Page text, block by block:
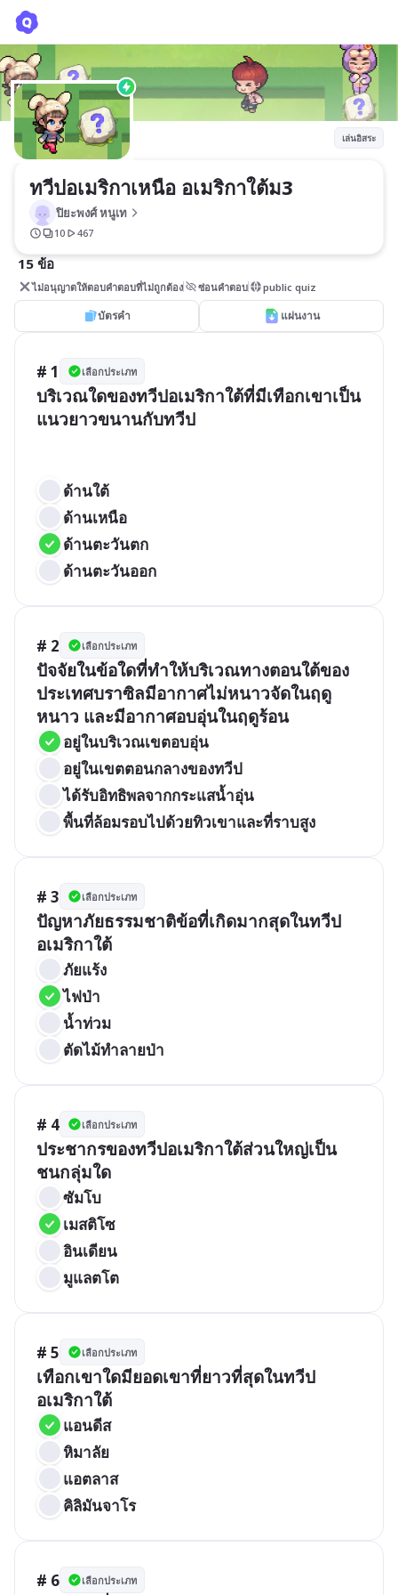
เล่นอิสระ
ทวีปอเมริกาเหนือ อเมริกาใต้ม3
ปิยะพงศ์ หนูเท
10 467
15 ข้อ
ไม่อนุญาตให้ตอบคำตอบที่ไม่ถูกต้อง ซ่อนคำตอบ public quiz
บัตรคำ แผ่นงาน
# 1 เลือกประเภท
บริเวณใดของทวีปอเมริกาใต้ที่มีเทือกเขาเป็น
แนวยาวขนานกับทวีป
ด้านใต้
ด้านเหนือ
ด้านตะวันตก
ด้านตะวันออก
# 2 เลือกประเภท
ปัจจัยในข้อใดที่ทำให้บริเวณทางตอนใต้ของ
ประเทศบราซิลมีอากาศไม่หนาวจัดในฤดู
หนาว และมีอากาศอบอุ่นในฤดูร้อน
อยู่ในบริเวณเขตอบอุ่น
อยู่ในเขตตอนกลางของทวีป
ได้รับอิทธิพลจากกระแสน้ำอุ่น
พื้นที่ล้อมรอบไปด้วยทิวเขาและที่ราบสูง
# 3 เลือกประเภท
ปัญหาภัยธรรมชาติข้อที่เกิดมากสุดในทวีป
อเมริกาใต้
น้ำท่วม
ตัดไม้ทำลายป่า
# 4 เลือกประเภท
ประชากรของทวีปอเมริกาใต้ส่วนใหญ่เป็น
ชนกลุ่มใด
ซัมโบ
เมสติโซ
มูแลตโต
# 5 เลือกประเภท
เทือกเขาใดมียอดเขาที่ยาวที่สุดในทวีป
อเมริกาใต้
แอนดีส
หิมาลัย
แอตลาส
คิลิมันจาโร
# 6 เลือกประเภท